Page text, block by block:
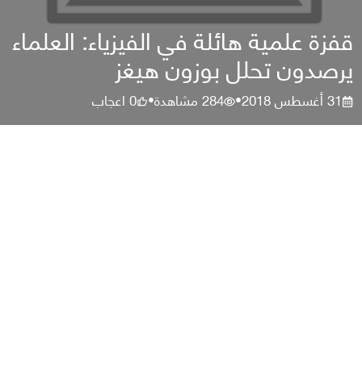
قفزة علمية هائلة في الفيزياء: العلماء
يرصدون تحلل بوزون هيغز
31 أغسطس 2018 •
284مشاهدة•
0اعجاب